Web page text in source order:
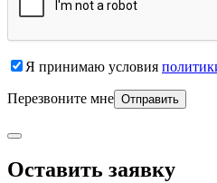
Я принимаю условия
Перезвоните мне
Оставить заявку